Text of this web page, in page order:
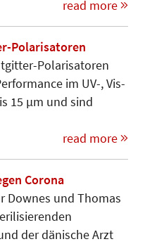
read more
Polarisatoren
Polarisatoren
im UV-, Vis-
15 µm und sind
read more
Corona
Downes und Thomas
der dänische Arzt